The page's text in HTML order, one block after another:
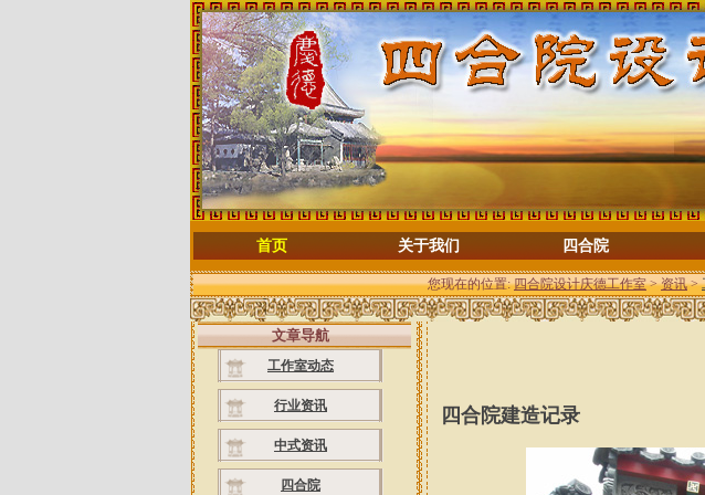
首页 关于我们 四合院
您现在的位置:四合院设计庆德工作室>资讯>
文章导航
工作室动态
行业资讯
中式资讯
四合院
四合院建造记录